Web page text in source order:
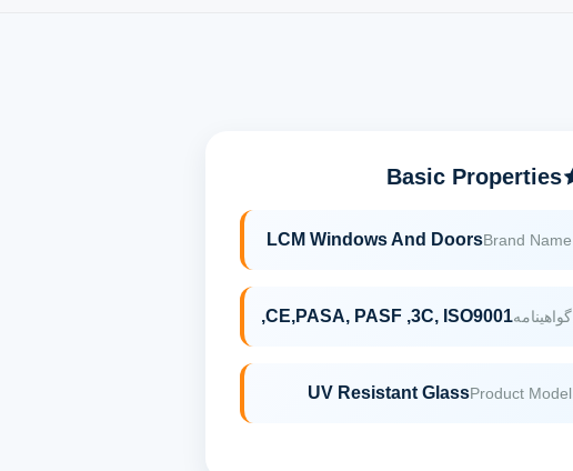
Basic Properties
Brand Name
LCM Windows And Doors
گواهینامهCE,PASA, PASF ,3C, ISO9001,
Product Model
UV Resistant Glass